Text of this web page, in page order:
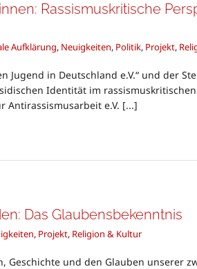
Rassismuskritische
Aufklärung, Neuigkeiten, Politik, Projekt,
Jugend in Deutschland e.V.“ und der
Identität im
e.V. [...]
Das Glaubensbekenntnis
, Projekt, Religion & Kultur
Geschichte und den Glauben unserer